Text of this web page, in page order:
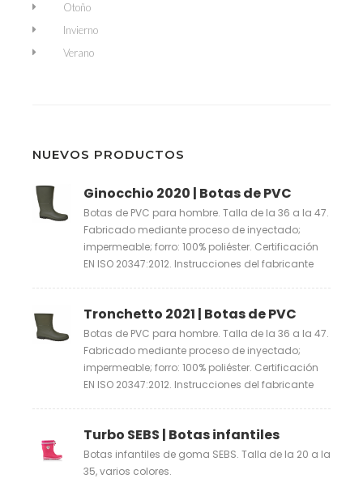
Otoño
Invierno
Verano
NUEVOS PRODUCTOS
Ginocchio 2020 | Botas de PVC
Botas de PVC para hombre. Talla de la 36 a la 47.
Fabricado mediante proceso de inyectado;
impermeable; forro: 100% poliéster. Certificación
EN ISO 20347:2012. Instrucciones del fabricante
Tronchetto 2021 | Botas de PVC
Botas de PVC para hombre. Talla de la 36 a la 47.
Fabricado mediante proceso de inyectado;
impermeable; forro: 100% poliéster. Certificación
EN ISO 20347:2012. Instrucciones del fabricante
Turbo SEBS | Botas infantiles
Botas infantiles de goma SEBS. Talla de la 20 a la
35, varios colores.